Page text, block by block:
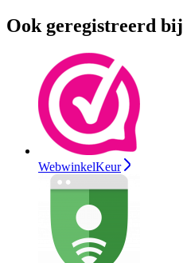
Ook geregistreerd bij
WebwinkelKeur